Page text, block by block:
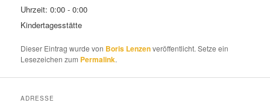
Uhrzeit:0:00 - 0:00
Kindertagesstätte
Dieser Eintrag wurde von Boris Lenzenveröffentlicht. Setze ein
Lesezeichen zum Permalink.
ADRESSE